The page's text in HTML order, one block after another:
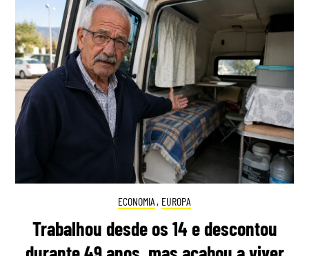
ECONOMIA , EUROPA
Trabalhou desde os 14 e descontou